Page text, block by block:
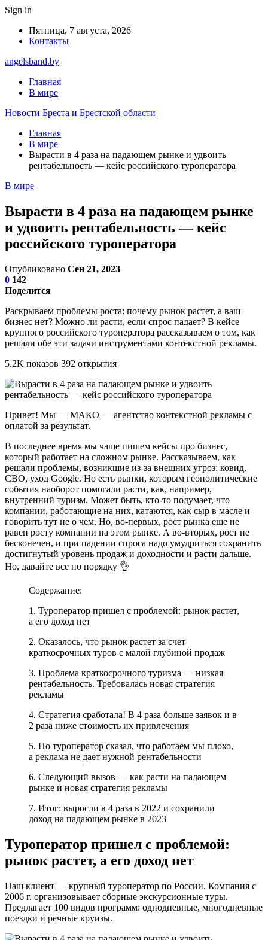
Sign in
Пятница, 7 августа, 2026
Контакты
angelsband.by
Главная
В мире
Новости Бреста и Брестской области
Главная
В мире
Вырасти в 4 раза на падающем рынке и удвоить
рентабельность — кейс российского туроператора
В мире
Вырасти в 4 раза на падающем рынке
и удвоить рентабельность — кейс
российского туроператора
Опубликовано Сен 21, 2023
0 142
Поделится
Раскрываем проблемы роста: почему рынок растет, а ваш
бизнес нет? Можно ли расти, если спрос падает? В кейсе
крупного российского туроператора рассказываем о том, как
решали обе эти задачи инструментами контекстной рекламы.
5.2K показов 392 открытия
Привет! Мы — МАКО — агентство контекстной рекламы с
оплатой за результат.
В последнее время мы чаще пишем кейсы про бизнес,
который работает на сложном рынке. Рассказываем, как
решали проблемы, возникшие из-за внешних угроз: ковид,
СВО, уход Google. Но есть рынки, которым геополитические
события наоборот помогали расти, как, например,
внутренний туризм. Может быть, кто-то подумает, что
компании, работающие на них, катаются, как сыр в масле и
говорить тут не о чем. Но, во-первых, рост рынка еще не
равен росту компании на этом рынке. А во-вторых, рост не
бесконечен, и при падении спроса надо умудриться сохранить
достигнутый уровень продаж и доходности и расти дальше.
Но, давайте все по порядку 👌
Содержание:
1. Туроператор пришел с проблемой: рынок растет,
а его доход нет
2. Оказалось, что рынок растет за счет
краткосрочных туров с малой глубиной продаж
3. Проблема краткосрочного туризма — низкая
рентабельность. Требовалась новая стратегия
рекламы
4. Стратегия сработала! В 4 раза больше заявок и в
2 раза ниже стоимость их привлечения
5. Но туроператор сказал, что работаем мы плохо,
а реклама не дает нужной рентабельности
6. Следующий вызов — как расти на падающем
рынке и новая стратегия рекламы
7. Итог: выросли в 4 раза в 2022 и сохранили
доход на падающем рынке в 2023
Туроператор пришел с проблемой:
рынок растет, а его доход нет
Наш клиент — крупный туроператор по России. Компания с
2006 г. организовывает сборные экскурсионные туры.
Предлагает 100 видов программ: однодневные, многодневные
поездки и речные круизы.